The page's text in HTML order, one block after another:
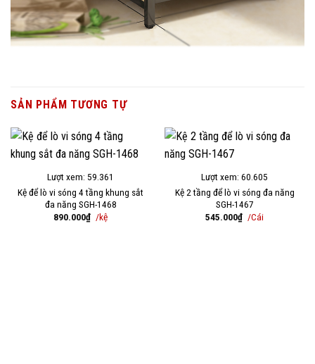
SẢN PHẨM TƯƠNG TỰ
Lượt xem: 59.361
Kệ để lò vi sóng 4 tầng khung sắt
đa năng SGH-1468
890.000₫ /kệ
Lượt xem: 60.605
Kệ 2 tầng để lò vi sóng đa năng
SGH-1467
545.000₫ /Cái